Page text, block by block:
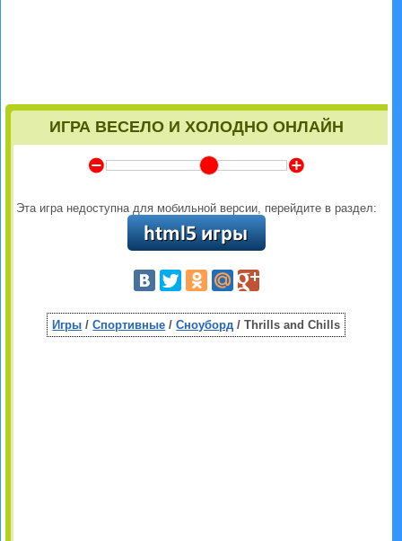
ИГРА ВЕСЕЛО И ХОЛОДНО ОНЛАЙН
Y Z
Эта игра недоступна для мобильной версии, перейдите в раздел:
Игры /Спортивные /Сноуборд / Thrills and Chills